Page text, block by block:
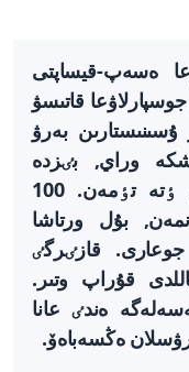
ەسەپ-قيساپتى
قاتىسۋ
بەرۋ
وراي, بٸزدە
قوعامنىڭ قاتىسۋى بويىنشا بالل ٶتە تٶمەن. 100
بۇل ورتاشا
قازٸرگٸ
ەلەمدٸك دەڭگەي 14 باللدى قۇراپ وتىر.
ەندٸ عانا
رۋسلان ەڭسەباەۆ.